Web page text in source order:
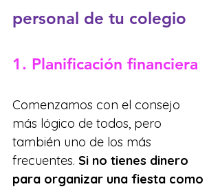
personal de tu colegio
1. Planificación financiera
Comenzamos con el consejo
más lógico de todos, pero
también uno de los más
frecuentes. Si no tienes dinero
para organizar una fiesta como